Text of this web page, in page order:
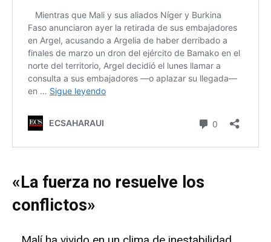
«La fuerza no resuelve los
conflictos»